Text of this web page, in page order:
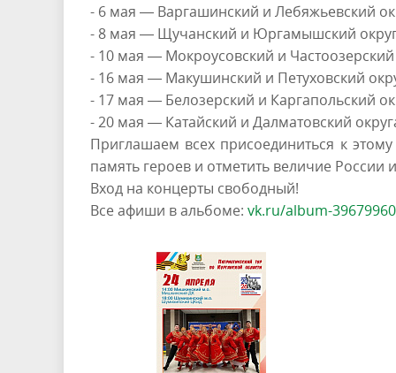
- 6 мая — Варгашинский и Лебяжьевский
- 8 мая — Щучанский и Юргамышский
- 10 мая — Мокроусовский и Частоозерский
- 16 мая — Макушинский и Петуховский
- 17 мая — Белозерский и Каргапольский
- 20 мая — Катайский и Далматовский
Приглашаем всех присоединиться к
память героев и отметить величие России
Вход на концерты свободный!
Все афиши в альбоме: vk.ru/album-